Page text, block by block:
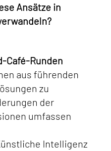
Ansätze in
Café-Runden
aus führenden
zu
der
umfassen
Intelligenz